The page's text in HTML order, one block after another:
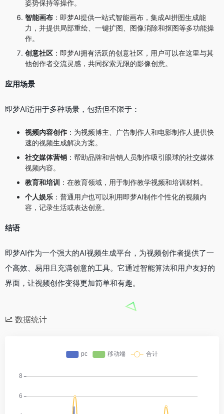
姿势保持等操作。
智能画布 ：即梦AI提供一站式智能画布，集成AI拼图生成能
力，并提供局部重绘、一键扩图、图像消除和抠图等多功能操
作。
创意社区 ：即梦AI拥有活跃的创意社区，用户可以在这里与其
他创作者交流灵感，共同探索无限的影像创意。
应用场景
即梦AI适用于多种场景，包括但不限于：
视频内容创作 ：为视频博主、广告制作人和电影制作人提供快
速的视频生成解决方案。
社交媒体营销 ：帮助品牌和营销人员制作吸引眼球的社交媒体
视频内容。
教育和培训 ：在教育领域，用于制作教学视频和培训材料。
个人娱乐 ：普通用户也可以利用即梦AI制作个性化的视频内
容，记录生活或表达创意。
结语
即梦AI作为一个强大的AI视频生成平台，为视频创作者提供了一
个高效、易用且充满创意的工具。它通过智能算法和用户友好的
界面，让视频创作变得更加简单和有趣。
数据统计